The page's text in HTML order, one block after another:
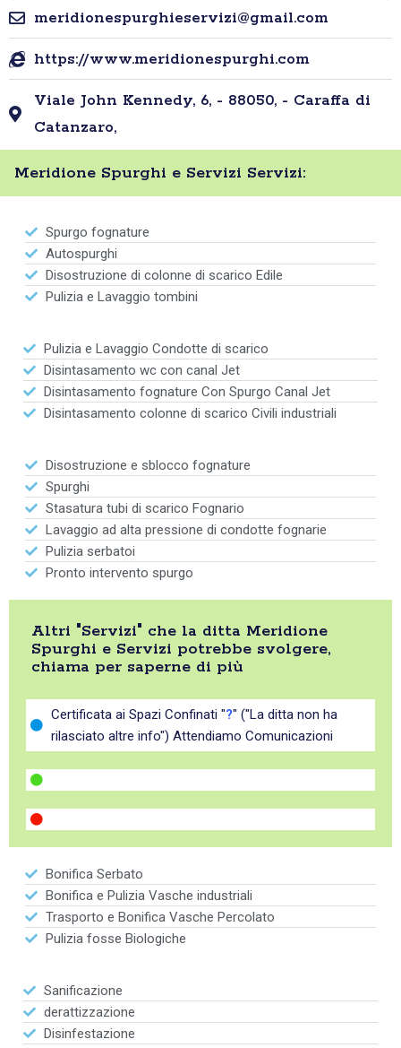
meridionespurghieservizi@gmail.com
https://www.meridionespurghi.com
Viale John Kennedy, 6, - 88050, - Caraffa di
Catanzaro,
Meridione Spurghi e Servizi Servizi:
Spurgo fognature
Autospurghi
Disostruzione di colonne di scarico Edile
Pulizia e Lavaggio tombini
Pulizia e Lavaggio Condotte di scarico
Disintasamento wc con canal Jet
Disintasamento fognature Con Spurgo Canal Jet
Disintasamento colonne di scarico Civili industriali
Disostruzione e sblocco fognature
Spurghi
Stasatura tubi di scarico Fognario
Lavaggio ad alta pressione di condotte fognarie
Pulizia serbatoi
Pronto intervento spurgo
Altri "Servizi" che la ditta Meridione
Spurghi e Servizi potrebbe svolgere,
chiama per saperne di più
Certificata ai Spazi Confinati "?" ("La ditta non ha
rilasciato altre info") Attendiamo Comunicazioni
Bonifica Serbato
Bonifica e Pulizia Vasche industriali
Trasporto e Bonifica Vasche Percolato
Pulizia fosse Biologiche
Sanificazione
derattizzazione
Disinfestazione